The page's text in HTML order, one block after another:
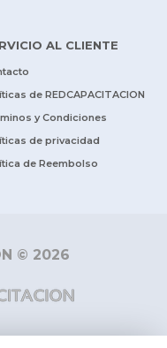
AL CLIENTE
de REDCAPACITACION
y Condiciones
de privacidad
de Reembolso
© 2026